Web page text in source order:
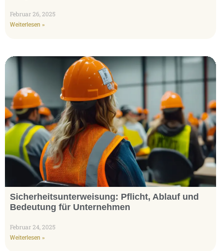
Februar 26, 2025
Weiterlesen »
Sicherheitsunterweisung: Pflicht, Ablauf und
Bedeutung für Unternehmen
Februar 24, 2025
Weiterlesen »